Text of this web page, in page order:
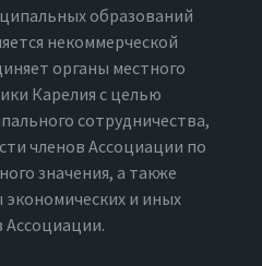
образований
некоммерческой
органы местного
Карелия с целью
сотрудничества,
членов Ассоциации по
значения, а также
и иных
Ассоциации.